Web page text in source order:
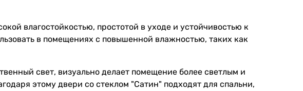
влагостойкостью, простотой в уходе и устойчивостью к
в помещениях с повышенной влажностью, таких как
свет, визуально делает помещение более светлым и
этому двери со стеклом "Сатин" подходят для спальни,